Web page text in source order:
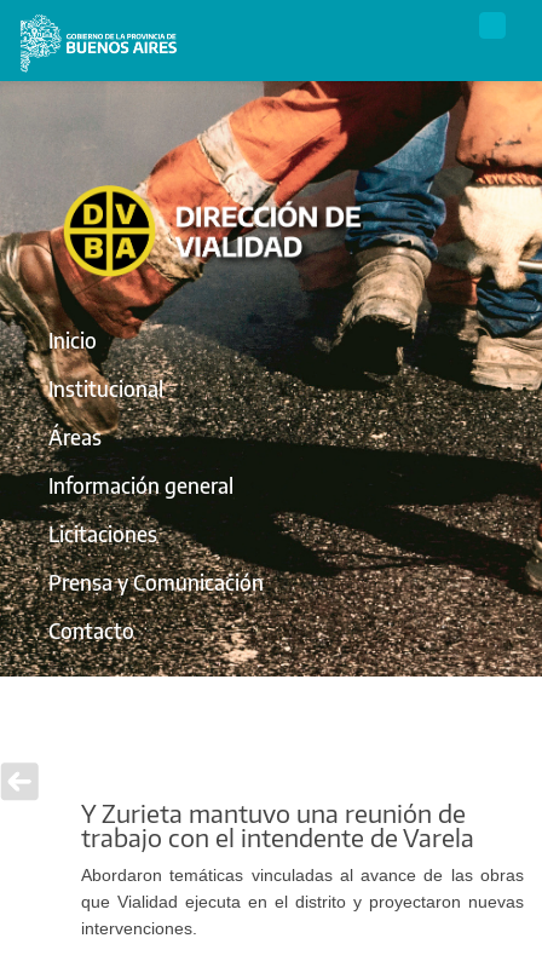
Inicio
Institucional
Áreas
Información general
Licitaciones
Prensa y Comunicación
Contacto
Y Zurieta mantuvo una reunión de
trabajo con el intendente de Varela
Abordaron temáticas vinculadas al avance de las obras
que Vialidad ejecuta en el distrito y proyectaron nuevas
intervenciones.